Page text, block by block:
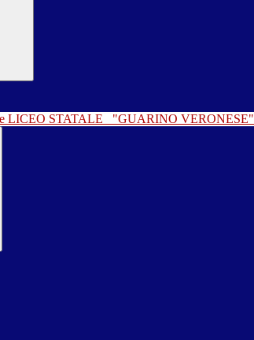
LICEO STATALE "GUARINO VERONESE"